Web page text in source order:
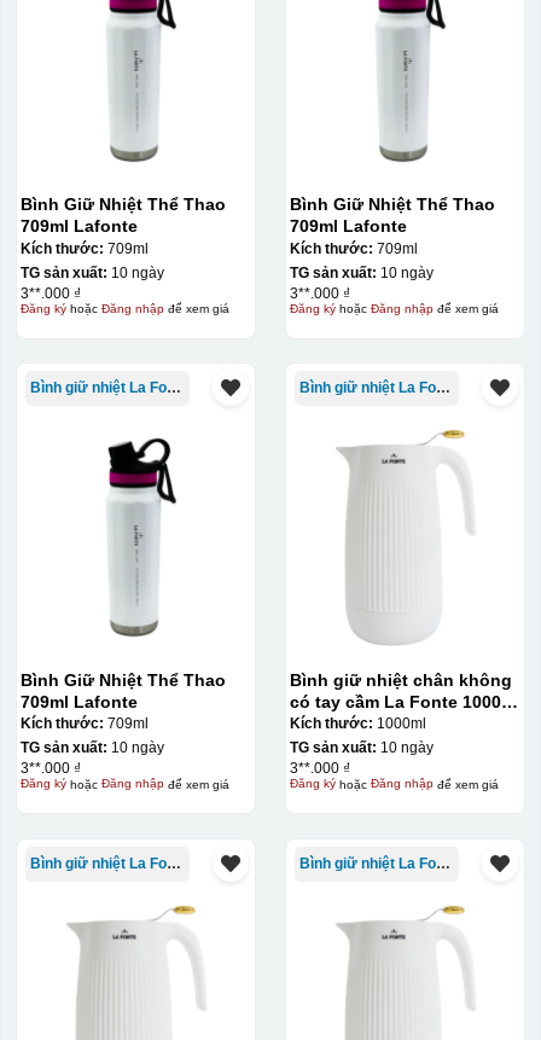
In lưới (silk screen printing) trong ngành quà tặng là kỹ
thuật in ấn sử dụng một tấm lưới được phủ hóa chất cảm
quang, trong đó hình ảnh cần in được phơi sáng tạo
thành khuôn. Mực in được đẩy qua các lỗ nhỏ trên lưới
bằng một thanh gạt (squeegee) để in lên bề mặt sản
phẩm như ly, cốc, bút, móc khóa hay các vật phẩm quà
tặng khác. Kỹ thuật này cho phép in được nhiều màu sắc
khác nhau, độ bền cao, có thể in trên nhiều chất liệu và
tương đối cao.
Chất liệu:
Nhựa
Bình Giữ Nhiệt Thể Thao
709ml Lafonte
Kích thước: 709ml
TG sản xuất: 10 ngày
3**.000 ₫
Đăng kýhoặc Đăng nhậpđể xem giá
Bình Giữ Nhiệt Thể Thao
709ml Lafonte
Kích thước: 709ml
TG sản xuất: 10 ngày
3**.000 ₫
Đăng kýhoặc Đăng nhậpđể xem giá
Bình giữ nhiệt La Fonte
Bình Giữ Nhiệt Thể Thao
709ml Lafonte
Kích thước: 709ml
TG sản xuất: 10 ngày
3**.000 ₫
Đăng kýhoặc Đăng nhậpđể xem giá
Bình giữ nhiệt La Fonte
Bình giữ nhiệt chân không
có tay cầm La Fonte 1000ml
– 011655
Kích thước: 1000ml
TG sản xuất: 10 ngày
3**.000 ₫
Đăng kýhoặc Đăng nhậpđể xem giá
Bình giữ nhiệt La Fonte Bình giữ nhiệt La Fonte